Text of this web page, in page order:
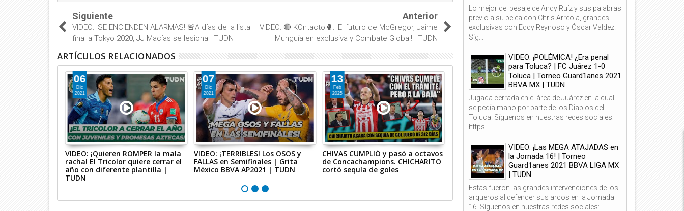
Siguiente
VIDEO: ¡SE ENCIENDEN ALARMAS! 🚨A días de la lista
final a Tokyo 2020, JJ Macías se lesiona I TUDN
Anterior
VIDEO: 🔴 KOntacto🥊: ¡El futuro de McGregor, Jaime
Munguía en exclusiva y Combate Global! | TUDN
ARTÍCULOS RELACIONADOS
06
Dic
2021
VIDEO: ¡Quieren ROMPER la mala
racha! El Tricolor quiere cerrar el
año con diferente plantilla |
TUDN
07
Dic
2021
VIDEO: ¡TERRIBLES! Los OSOS y
FALLAS en Semifinales | Grita
México BBVA AP2021 | TUDN
13
Feb
2025
CHIVAS CUMPLIÓ y pasó a octavos
de Concachampions. CHICHARITO
cortó sequía de goles
06
¡Alan Pulido se perfila para
reforzar la delantera de las
Chivas! | TUDN
06
¡Sepúlveda, Martín y
mexicanos en el Top 10 de
goleadores del Apertura
Lo mejor del pesaje de Andy Ruíz y sus palabras
previo a su pelea con Chris Arreola, grandes
exclusivas con Eddy Reynoso y Óscar Valdez.
Síg...
VIDEO: ¡POLÉMICA! ¿Era penal
para Toluca? | FC Juárez 1-0
Toluca | Torneo Guard1anes 2021
BBVA MX | TUDN
Jugada cerrada en el área de Juárez en la cual
se pedía mano por parte de los Diablos del
Toluca. Síguenos en nuestras redes sociales:
https...
VIDEO: ¡Las MEGA ATAJADAS en
la Jornada 16! | Torneo
Guard1anes 2021 BBVA LIGA MX
| TUDN
Estas fueron las grandes intervenciones de los
arqueros al defender sus arcos en la Jornada
16. Síguenos en nuestras redes sociales: